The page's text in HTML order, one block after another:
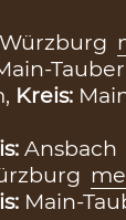
Würzburg
Kreis:
Ansbach
Main-